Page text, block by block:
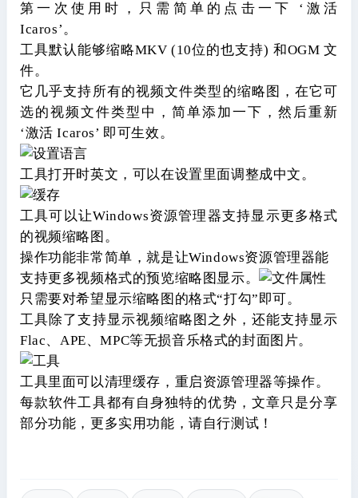
第一次使用时，只需简单的点击一下 ‘激活
Icaros’。
工具默认能够缩略MKV (10位的也支持) 和OGM 文
件。
它几乎支持所有的视频文件类型的缩略图，在它可
选的视频文件类型中，简单添加一下，然后重新
‘激活 Icaros’ 即可生效。
工具打开时英文，可以在设置里面调整成中文。
工具可以让Windows资源管理器支持显示更多格式
的视频缩略图。
操作功能非常简单，就是让Windows资源管理器能
支持更多视频格式的预览缩略图显示。
只需要对希望显示缩略图的格式“打勾”即可。
工具除了支持显示视频缩略图之外，还能支持显示
Flac、APE、MPC等无损音乐格式的封面图片。
工具里面可以清理缓存，重启资源管理器等操作。
每款软件工具都有自身独特的优势，文章只是分享
部分功能，更多实用功能，请自行测试！